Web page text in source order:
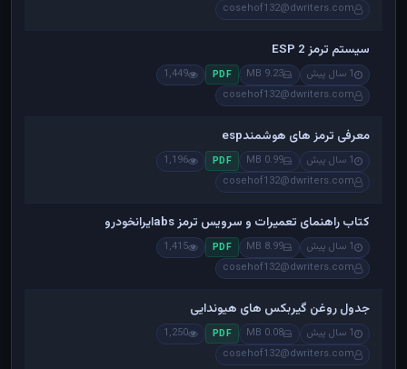
cosehof132@dwriters.com
سیستم ترمز ESP 2
1 سال پیش 9.23 MB
PDF
1,449
cosehof132@dwriters.com
معرفی ترمز های هوشمندesp
1 سال پیش 0.99 MB
PDF
1,196
cosehof132@dwriters.com
کتاب راهنمای تعمیرات و سرویس ترمز absایرانخودرو
1 سال پیش 8.99 MB
PDF
1,415
cosehof132@dwriters.com
جدول روغن گیربکس های هیوندایی
1 سال پیش 0.08 MB
PDF
1,250
cosehof132@dwriters.com